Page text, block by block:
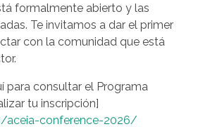
formalmente abierto y las
Te invitamos a dar el primer
con la comunidad que está
para consultar el Programa
tu inscripción]
aceia-conference-2026/